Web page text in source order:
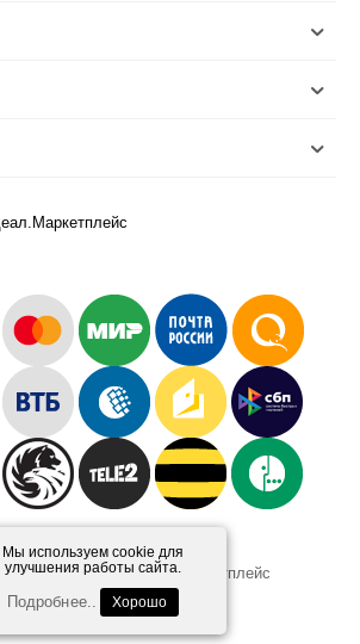
Мы используем cookie для
улучшения работы сайта.
Подробнее.. Хорошо
платформеШопидеал.Маркетплейс
and DevelopmentAfsun